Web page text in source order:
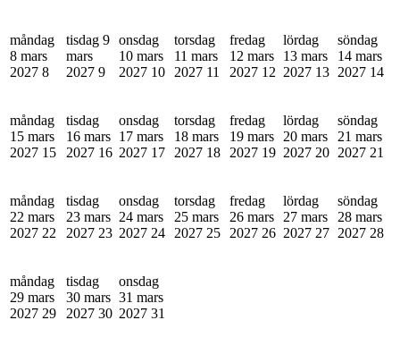
måndag
8 mars
2027 8
tisdag 9
mars
2027 9
onsdag
10 mars
2027 10
torsdag
11 mars
2027 11
fredag
12 mars
2027 12
lördag
13 mars
2027 13
söndag
14 mars
2027 14
måndag
15 mars
2027 15
tisdag
16 mars
2027 16
onsdag
17 mars
2027 17
torsdag
18 mars
2027 18
fredag
19 mars
2027 19
lördag
20 mars
2027 20
söndag
21 mars
2027 21
måndag
22 mars
2027 22
tisdag
23 mars
2027 23
onsdag
24 mars
2027 24
torsdag
25 mars
2027 25
fredag
26 mars
2027 26
lördag
27 mars
2027 27
söndag
28 mars
2027 28
måndag
29 mars
2027 29
tisdag
30 mars
2027 30
onsdag
31 mars
2027 31